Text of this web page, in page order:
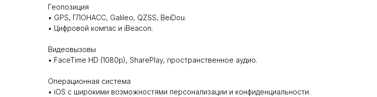
Геопозиция
• GPS, ГЛОНАСС, Galileo, QZSS, BeiDou.
• Цифровой компас и iBeacon.
Видеовызовы
• FaceTime HD (1080p), SharePlay, пространственное аудио.
Операционная система
• iOS с широкими возможностями персонализации и конфиденциальности.